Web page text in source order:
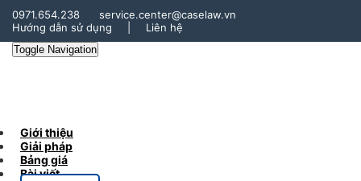
0971.654.238
service.center@caselaw.vn
Hướng dẫn sử dụng
Liên hệ
Toggle Navigation
Giới thiệu
Giải pháp
Bảng giá
Bài viết